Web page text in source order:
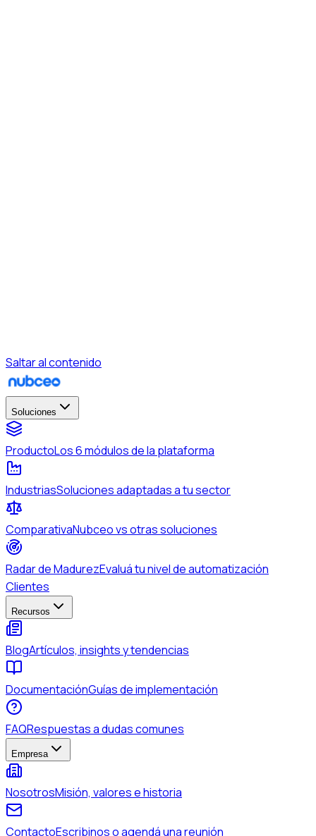
Saltar al contenido
Soluciones
ProductoLos 6 módulos de la plataforma
IndustriasSoluciones adaptadas a tu sector
ComparativaNubceo vs otras soluciones
Radar de MadurezEvaluá tu nivel de automatización
Clientes
Recursos
BlogArtículos, insights y tendencias
DocumentaciónGuías de implementación
FAQRespuestas a dudas comunes
Empresa
NosotrosMisión, valores e historia
ContactoEscribinos o agendá una reunión